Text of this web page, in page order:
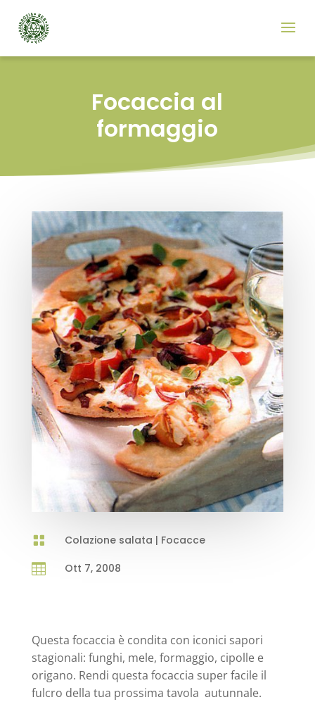
Focaccia al
formaggio
 Colazione salata | Focacce

Ott 7, 2008
Questa focaccia è condita con iconici sapori
stagionali: funghi, mele, formaggio, cipolle e
origano. Rendi questa focaccia super facile il
fulcro della tua prossima tavola autunnale.